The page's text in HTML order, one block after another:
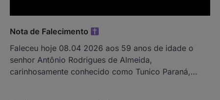
Nota de Falecimento
Faleceu hoje 08.04 2026 aos 59 anos de idade o
senhor Antônio Rodrigues de Almeida,
carinhosamente conhecido como Tunico Paraná,…